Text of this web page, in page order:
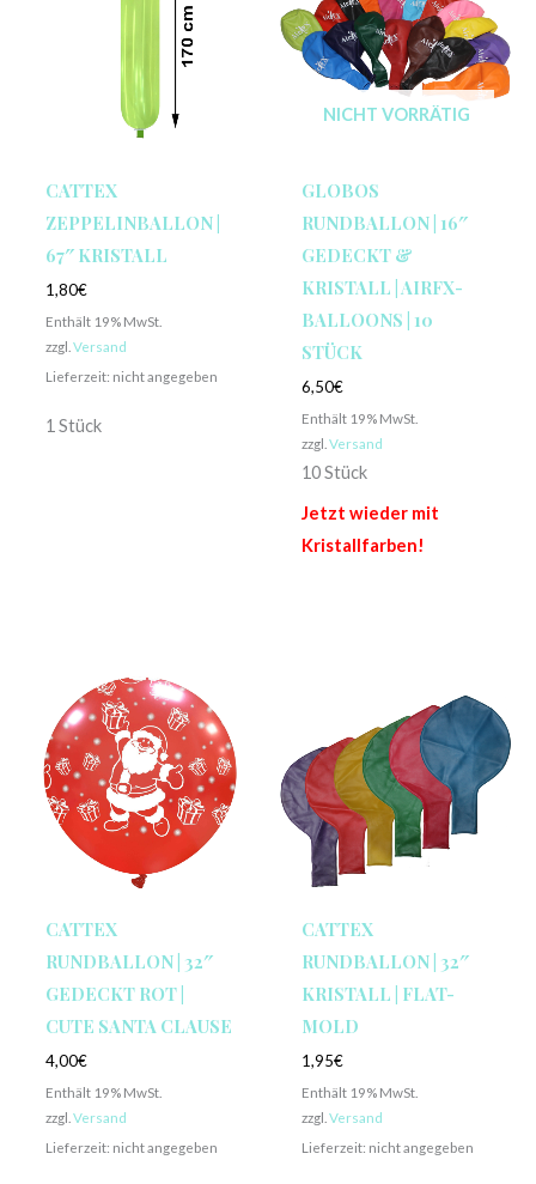
CATTEX
ZEPPELINBALLON |
67″ KRISTALL
1,80€
Enthält 19% MwSt.
zzgl. Versand
Lieferzeit: nicht angegeben
1 Stück
NICHT VORRÄTIG
GLOBOS
RUNDBALLON | 16″
GEDECKT &
KRISTALL | AIRFX-
BALLOONS | 10
STÜCK
6,50€
Enthält 19% MwSt.
zzgl. Versand
10 Stück
Jetzt wieder mit
Kristallfarben!
CATTEX
RUNDBALLON | 32″
GEDECKT ROT |
CUTE SANTA CLAUSE
4,00€
Enthält 19% MwSt.
zzgl. Versand
Lieferzeit: nicht angegeben
CATTEX
RUNDBALLON | 32″
KRISTALL | FLAT-
MOLD
1,95€
Enthält 19% MwSt.
zzgl. Versand
Lieferzeit: nicht angegeben